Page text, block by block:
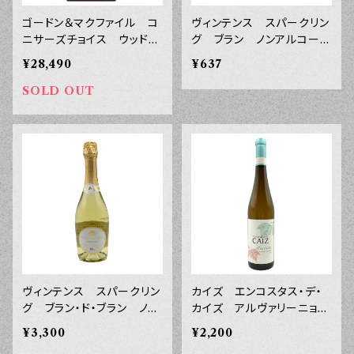
ゴードン＆マクファイル コ
ニサーズチョイス ウッドフ
ィニッシュ オルトモア ２
００９ １３年 サンジョセ
フフィニッシュ ４５° ７０
¥28,490
SOLD OUT
ヴィンテンス スパークリン
グ ブラン ノンアルコー
ル ２００ｍｌ
¥637
ヴィンテンス スパークリン
グ ブラン・ド・ブラン ノン
アルコール ７５０ｍｌ
¥3,300
カイズ エンコスタス・デ・
カイズ アルヴァリーニョ
ヴィーニョ・ヴェルデ ２０２
２年 ７５０ｍｌ
¥2,200